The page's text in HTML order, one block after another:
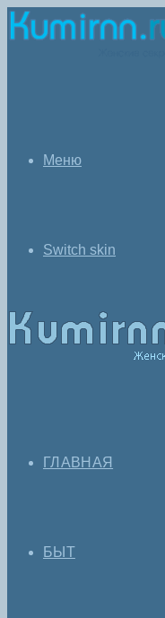
Меню
Switch skin
ГЛАВНАЯ
БЫТ